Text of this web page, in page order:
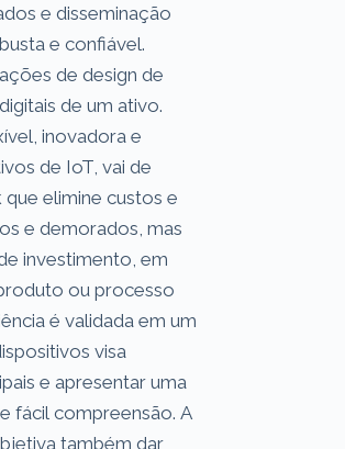
e disseminação
e confiável.
de design de
de um ativo.
inovadora e
de IoT, vai de
elimine custos e
e demorados, mas
investimento, em
ou processo
é validada em um
visa
e apresentar uma
fácil compreensão. A
também dar